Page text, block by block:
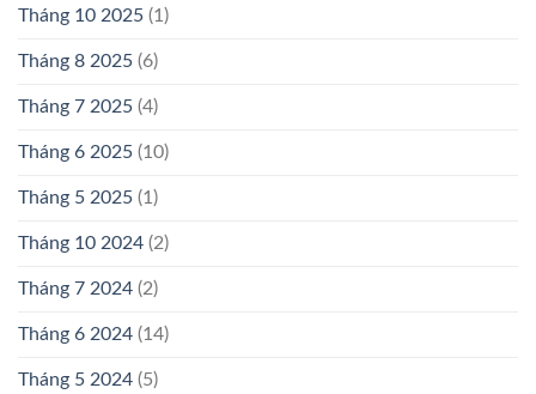
Tháng 10 2025 (1)
Tháng 8 2025 (6)
Tháng 7 2025 (4)
Tháng 6 2025 (10)
Tháng 5 2025 (1)
Tháng 10 2024 (2)
Tháng 7 2024 (2)
Tháng 6 2024 (14)
Tháng 5 2024 (5)